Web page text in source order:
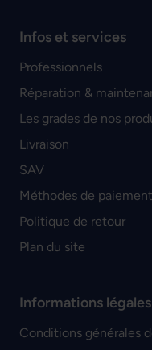
Infos et services
Professionnels
Réparation &
Les grades de nos
Livraison
SAV
Méthodes de paiement
Politique de retour
Plan du site
Informations légales
Conditions générales